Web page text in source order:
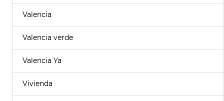
Valencia
Valencia verde
Valencia Ya
Vivienda